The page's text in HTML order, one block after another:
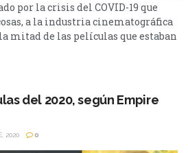
por la crisis del COVID-19 que
a la industria cinematográfica
mitad de las películas que estaban
Destacamos las mejores de las que
distintas formas. 'Nomadland'
del 2020, según Empire
2020 0